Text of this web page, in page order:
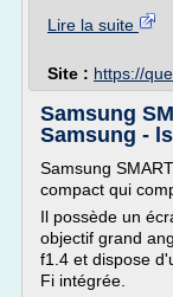
Lire la suite
Site : https://
Samsung
Samsung -
Samsung
compact qui
Il possède un
objectif grand
f1.4 et dispose
Fi intégrée.